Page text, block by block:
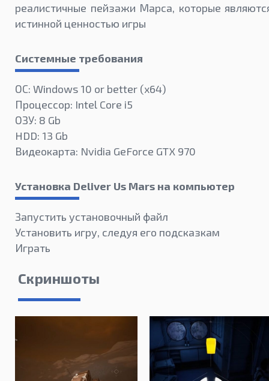
реалистичные пейзажи Марса, которые
истинной ценностью игры
Системные требования
ОС: Windows 10 or better (х64)
Процессор: Intel Core i5
ОЗУ: 8 Gb
HDD: 13 Gb
Видеокарта: Nvidia GeForce GTX 970
Установка Deliver Us Mars на компьютер
Запустить установочный файл
Установить игру, следуя его подсказкам
Играть
Скриншоты